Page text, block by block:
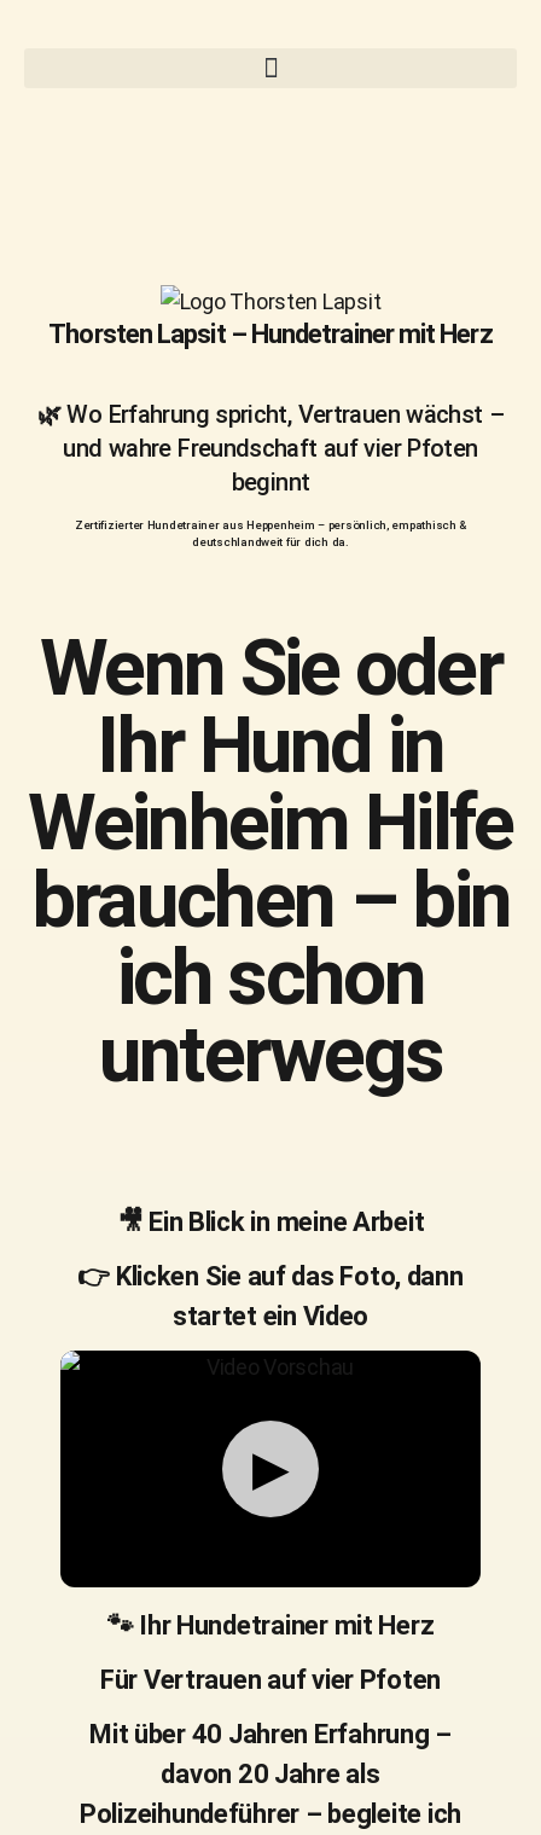
Thorsten Lapsit – Hundetrainer mit Herz
🌿 Wo Erfahrung spricht, Vertrauen wächst –
und wahre Freundschaft auf vier Pfoten
beginnt
Zertifizierter Hundetrainer aus Heppenheim – persönlich, empathisch &
deutschlandweit für dich da.
Wenn Sie oder
Ihr Hund in
Weinheim Hilfe
brauchen – bin
ich schon
unterwegs
🎥 Ein Blick in meine Arbeit
👉 Klicken Sie auf das Foto, dann
startet ein Video
▶
🐾 Ihr Hundetrainer mit Herz
Für Vertrauen auf vier Pfoten
Mit über 40 Jahren Erfahrung –
davon 20 Jahre als
Polizeihundeführer – begleite ich